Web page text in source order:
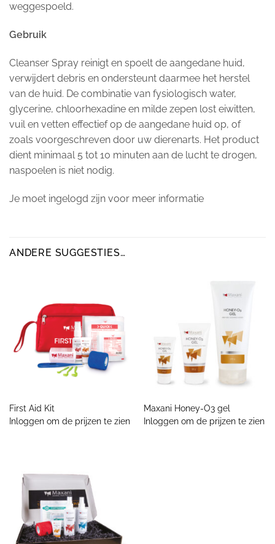
weggespoeld.
Gebruik
Cleanser Spray reinigt en spoelt de aangedane huid,
verwijdert debris en ondersteunt daarmee het herstel
van de huid. De combinatie van fysiologisch water,
glycerine, chloorhexadine en milde zepen lost eiwitten,
vuil en vetten effectief op de aangedane huid op, of
zoals voorgeschreven door uw dierenarts. Het product
dient minimaal 5 tot 10 minuten aan de lucht te drogen,
naspoelen is niet nodig.
Je moet ingelogd zijn voor meer informatie
ANDERE SUGGESTIES…
First Aid Kit
Inloggen om de prijzen te zien
Maxani Honey-O3 gel
Inloggen om de prijzen te zien